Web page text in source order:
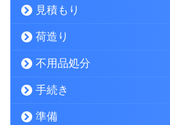
見積もり
荷造り
不用品処分
手続き
準備